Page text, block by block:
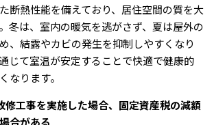
断熱性能を備えており、居住空間の質を大
冬は、室内の暖気を逃がさず、夏は屋外の
、結露やカビの発生を抑制しやすくなり
じて室温が安定することで快適で健康的
なります。
修工事を実施した場合、固定資産税の減額